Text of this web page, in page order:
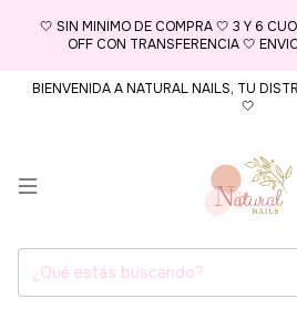
🤍 SIN MINIMO DE COMPRA 🤍 3 Y 6
OFF CON TRANSFERENCIA 🤍
BIENVENIDA A NATURAL NAILS, TU
🤍